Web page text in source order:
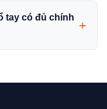
tay có đủ chính